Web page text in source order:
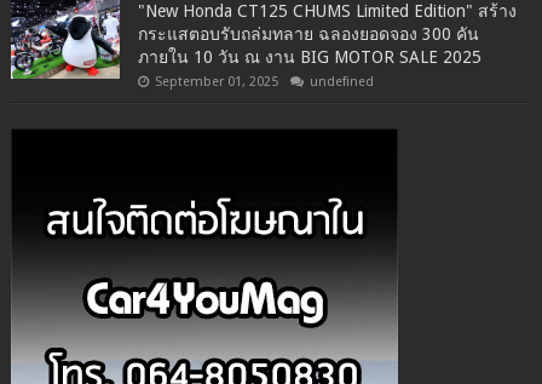
"New Honda CT125 CHUMS Limited Edition" สร้าง
กระแสตอบรับถล่มทลาย ฉลองยอดจอง 300 คัน
ภายใน 10 วัน ณ งาน BIG MOTOR SALE 2025
September 01, 2025 undefined